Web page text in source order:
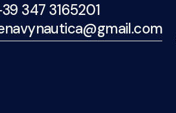
347 3165201